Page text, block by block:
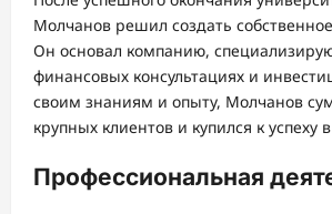
Молчанов решил создать
Он основал компанию,
финансовых консультациях и
своим знаниям и опыту, Молчанов
крупных клиентов и купился к успеху
Профессиональная